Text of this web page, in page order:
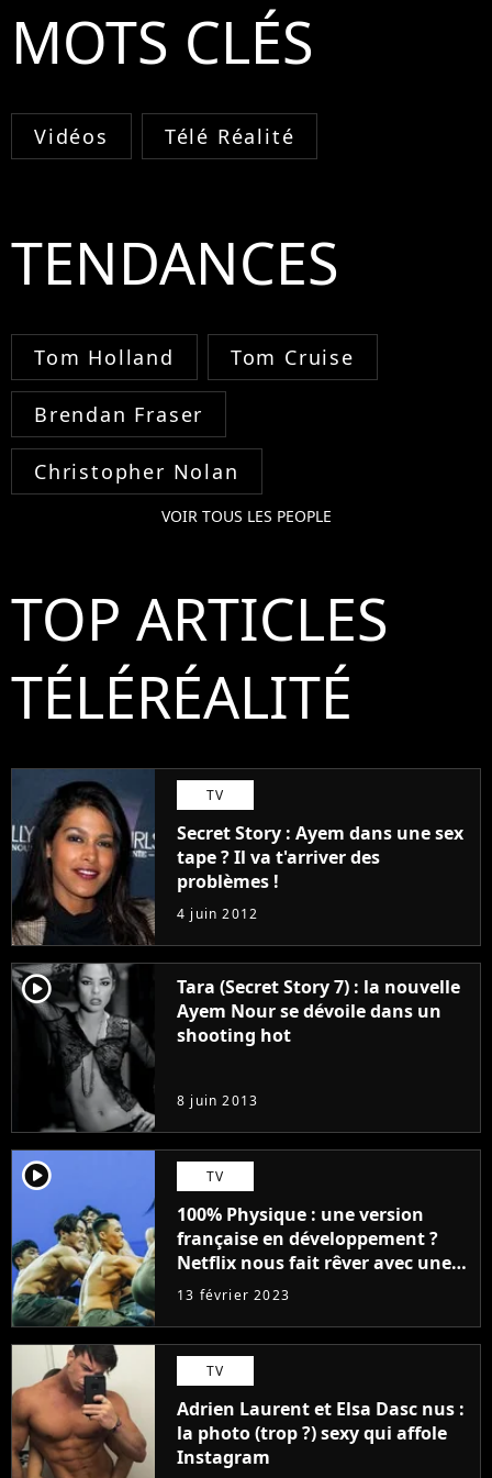
MOTS CLÉS
Vidéos Télé Réalité
TENDANCES
Tom Holland Tom Cruise
Brendan Fraser
Christopher Nolan
VOIR TOUS LES PEOPLE
TOP ARTICLES
TÉLÉRÉALITÉ
TV
Secret Story : Ayem dans une sex
tape ? Il va t'arriver des
problèmes !
4 juin 2012
player2
Tara (Secret Story 7) : la nouvelle
Ayem Nour se dévoile dans un
shooting hot
8 juin 2013
player2 TV
100% Physique : une version
française en développement ?
Netflix nous fait rêver avec une
liste 100% validée
13 février 2023
TV
Adrien Laurent et Elsa Dasc nus :
la photo (trop ?) sexy qui affole
Instagram